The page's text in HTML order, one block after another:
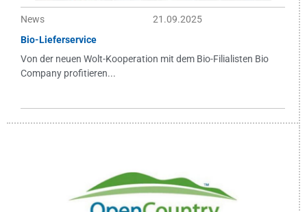
News
21.09.2025
Bio-Lieferservice
Von der neuen Wolt-Kooperation mit dem Bio-Filialisten Bio
Company profitieren...